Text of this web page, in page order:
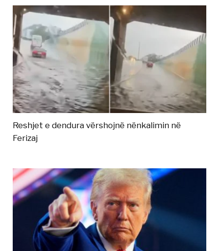
Reshjet e dendura vërshojnë nënkalimin në
Ferizaj